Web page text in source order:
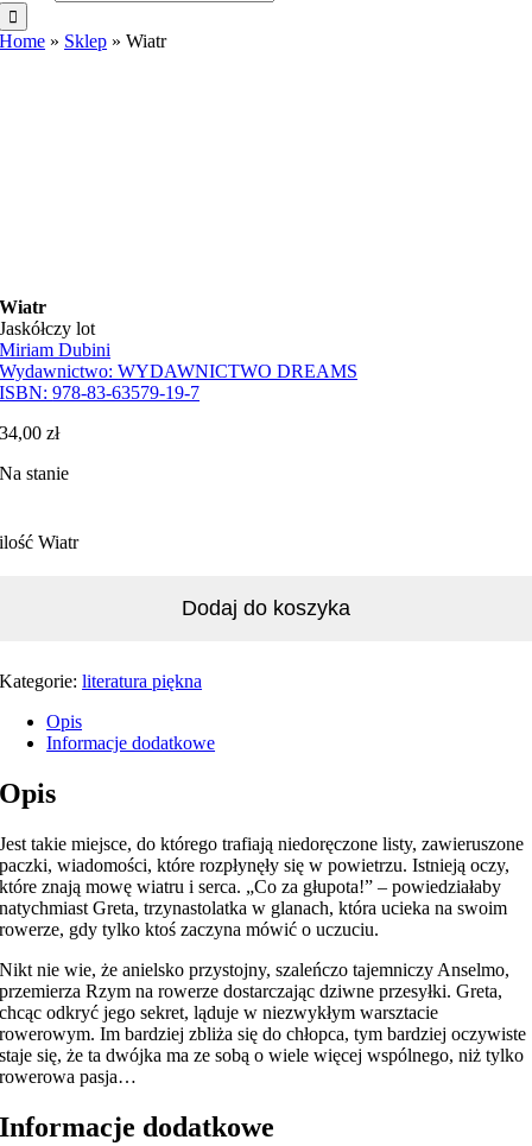
Home » Sklep »Wiatr
Wiatr
Jaskółczy lot
Miriam Dubini
Wydawnictwo:WYDAWNICTWO DREAMS
ISBN:978-83-63579-19-7
34,00zł
Na stanie
ilość Wiatr
Dodaj do koszyka
Kategorie:literatura piękna
Opis
Informacje dodatkowe
Opis
Jest takie miejsce, do którego trafiają niedoręczone listy, zawieruszone
paczki, wiadomości, które rozpłynęły się w powietrzu. Istnieją oczy,
które znają mowę wiatru i serca. „Co za głupota!” – powiedziałaby
natychmiast Greta, trzynastolatka w glanach, która ucieka na swoim
rowerze, gdy tylko ktoś zaczyna mówić o uczuciu.
Nikt nie wie, że anielsko przystojny, szaleńczo tajemniczy Anselmo,
przemierza Rzym na rowerze dostarczając dziwne przesyłki. Greta,
chcąc odkryć jego sekret, ląduje w niezwykłym warsztacie
rowerowym. Im bardziej zbliża się do chłopca, tym bardziej oczywiste
staje się, że ta dwójka ma ze sobą o wiele więcej wspólnego, niż tylko
rowerowa pasja…
Informacje dodatkowe